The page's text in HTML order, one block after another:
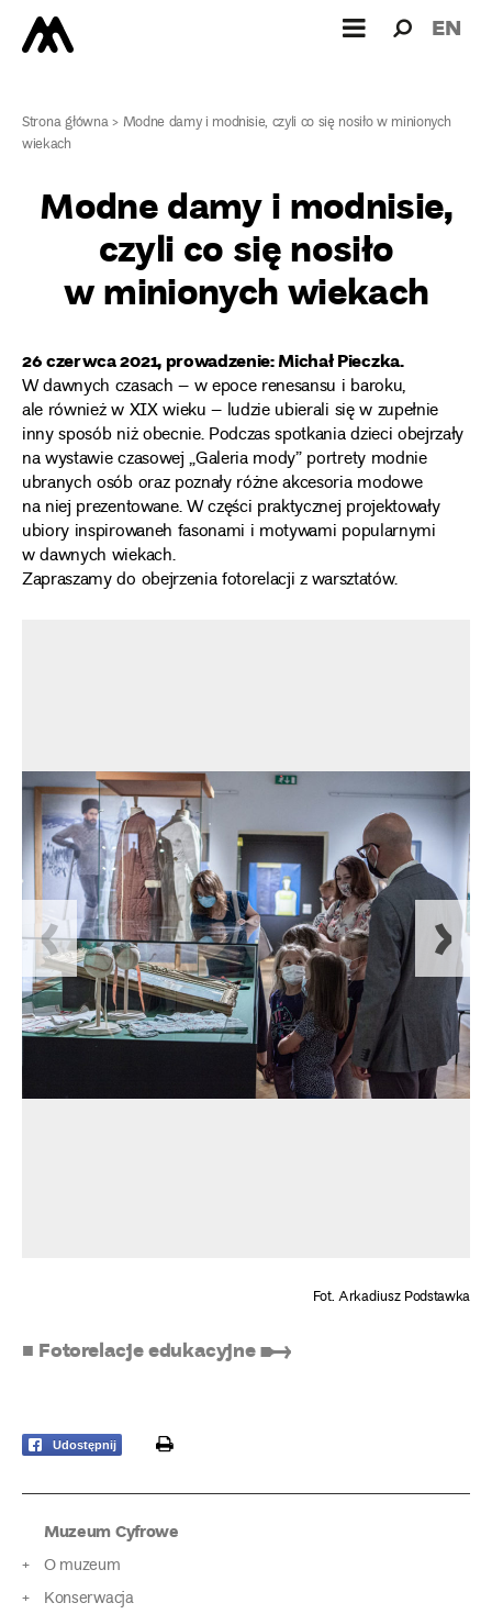
dla: EN
Strona główna> Modne damy i modnisie, czyli co się nosiło w minionych
wiekach
Modne damy i modnisie,
czyli co się nosiło
w minionych wiekach
26 czerwca 2021, prowadzenie: Michał Pieczka.
W dawnych czasach – w epoce renesansu i baroku,
ale również w XIX wieku – ludzie ubierali się w zupełnie
inny sposób niż obecnie. Podczas spotkania dzieci obejrzały
na wystawie czasowej „Galeria mody” portrety modnie
ubranych osób oraz poznały różne akcesoria modowe
na niej prezentowane. W części praktycznej projektowały
ubiory inspirowaneh fasonami i motywami popularnymi
w dawnych wiekach.
Zapraszamy do obejrzenia fotorelacji z warsztatów.
Fot. Arkadiusz Podstawka
■ Fotorelacje edukacyjne ➸
Udostępnij print
Muzeum Cyfrowe
O muzeum
Konserwacja